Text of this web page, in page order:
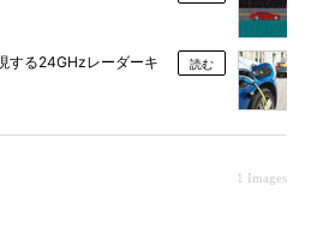
する24GHzレーダーキ
読む
1 Images